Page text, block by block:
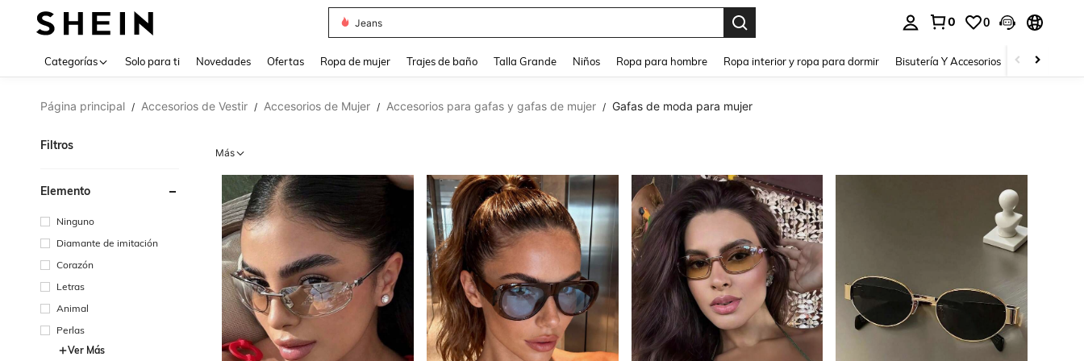
Jeans
0 0
Categorías Solo para ti Novedades Ofertas Ropa de mujer Trajes de baño Talla Grande Niños Ropa para hombre Ropa interior y ropa para dormir Bisutería Y Accesorios Zapatos
Página principal / Accesorios de Vestir / Accesorios de Mujer / Accesorios para gafas y gafas de mujer / Gafas de moda para mujer
Filtros
Elemento
Ninguno
Diamante de imitación
Corazón
Letras
Animal
Perlas
Ver Más
Más